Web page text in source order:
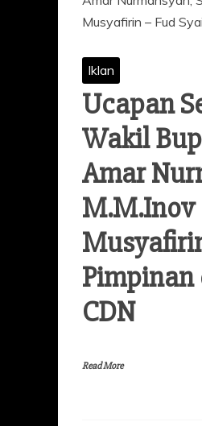
Iklan
Ucapan
Wakil
Amar
M.M.Inov
Pimpinan
CDN
Read More